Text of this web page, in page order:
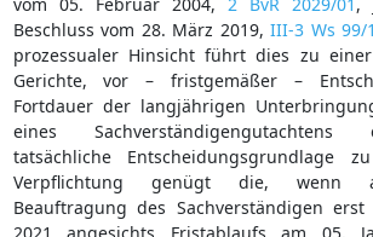
Beschluss vom 28. März 2019,III-3 Ws 99/
prozessualer Hinsicht führt dies zu
Gerichte, vor – fristgemäßer –
Fortdauer der langjährigen
eines
tatsächliche Entscheidungsgrundlage
Verpflichtung genügt die, wenn
Beauftragung des Sachverständigen
2021 angesichts Fristablaufs am 05.